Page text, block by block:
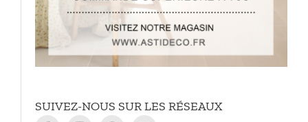
SUIVEZ-NOUS SUR LES RÉSEAUX